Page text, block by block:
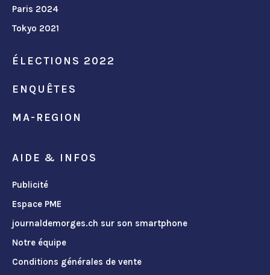
Paris 2024
Tokyo 2021
ÉLECTIONS 2022
ENQUÊTES
MA-REGION
AIDE & INFOS
Publicité
Espace PME
journaldemorges.ch sur son smartphone
Notre équipe
Conditions générales de vente